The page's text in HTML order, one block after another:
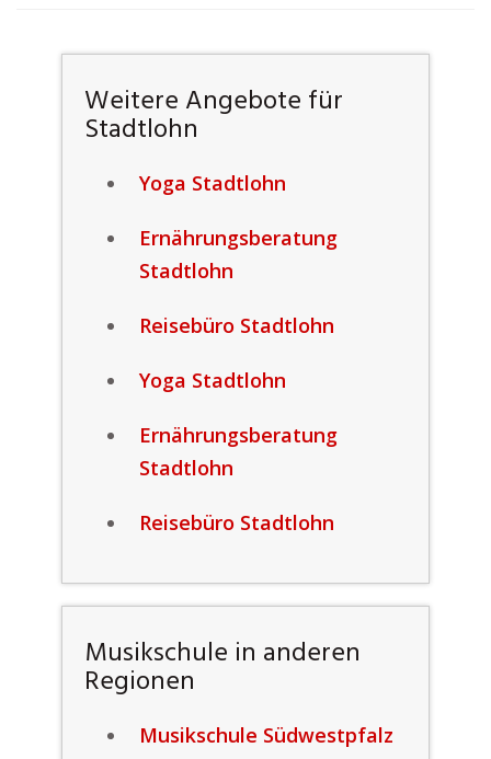
Weitere Angebote für
Stadtlohn
Yoga Stadtlohn
Ernährungsberatung
Stadtlohn
Reisebüro Stadtlohn
Yoga Stadtlohn
Ernährungsberatung
Stadtlohn
Reisebüro Stadtlohn
Musikschule in anderen
Regionen
Musikschule Südwestpfalz